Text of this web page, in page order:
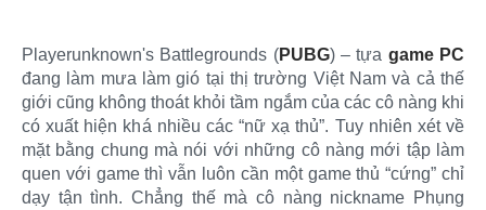
Playerunknown's Battlegrounds (PUBG) – tựa game PC
đang làm mưa làm gió tại thị trường Việt Nam và cả thế
giới cũng không thoát khỏi tầm ngắm của các cô nàng khi
có xuất hiện khá nhiều các “nữ xạ thủ”. Tuy nhiên xét về
mặt bằng chung mà nói với những cô nàng mới tập làm
quen với game thì vẫn luôn cần một game thủ “cứng” chỉ
dạy tận tình. Chẳng thế mà cô nàng nickname Phụng